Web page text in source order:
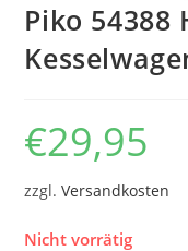
Piko 54388
€29,95
zzgl.Versandkosten
Nicht vorrätig